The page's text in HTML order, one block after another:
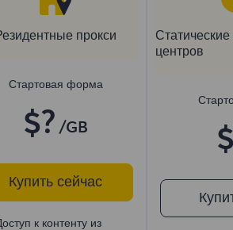
прокси
Стартовая форма
$? /GB
Купить сейчас
к контенту из
центров